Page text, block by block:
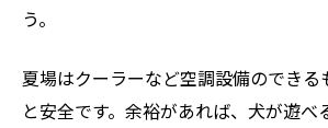
う。
夏場はクーラーなど空調設備のできる
と安全です。余裕があれば、犬が遊べ